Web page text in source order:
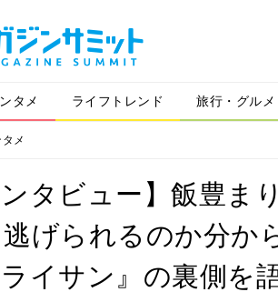
タメ ライフトレンド 旅行・グルメ
メ
ンタビュー】飯豊ま
げられるのか分か
イサン』の裏側を